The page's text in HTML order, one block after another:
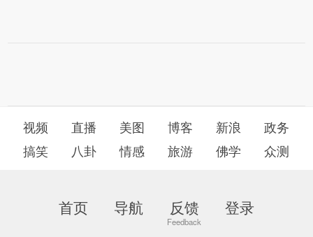
视频 直播 美图 博客 新浪
政务
搞笑
八卦 情感 旅游 佛学 众测
首页 导航 反馈 登录